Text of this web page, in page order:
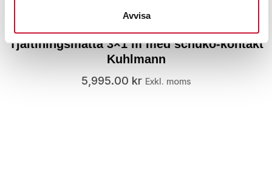
Avvisa
Tjältiningsmatta 3×1 m med schuko-kontakt
Kuhlmann
5,995.00 kr Exkl. moms